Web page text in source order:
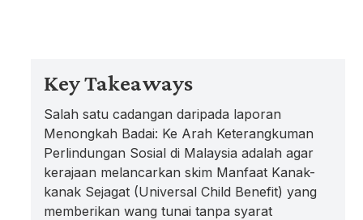
Key Takeaways
Salah satu cadangan daripada laporan
Menongkah Badai: Ke Arah Keterangkuman
Perlindungan Sosial di Malaysia adalah agar
kerajaan melancarkan skim Manfaat Kanak-
kanak Sejagat (Universal Child Benefit) yang
memberikan wang tunai tanpa syarat